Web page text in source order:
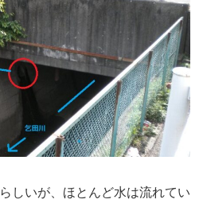
らしいが、ほとんど水は流れてい